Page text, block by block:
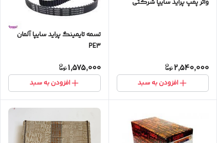
واتر پمپ پراید سایپا شرکتی
2,540,000
افزودن به سبد
تسمه تایمینگ پراید سایپا آلمان
PE3
1,575,000
افزودن به سبد